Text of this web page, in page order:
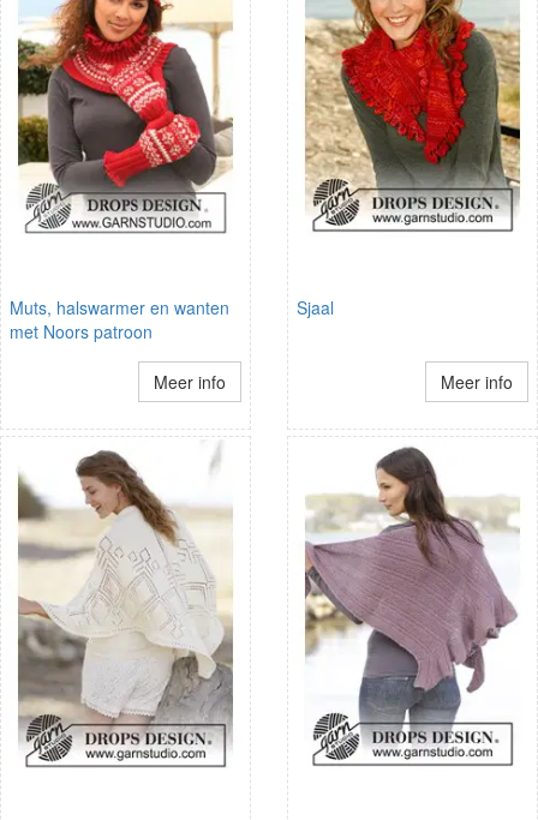
Muts, halswarmer en wanten
met Noors patroon
Meer info
Sjaal
Meer info